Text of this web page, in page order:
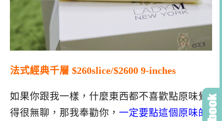
法式經典千層 $260slice/$2600 9-inches
如果你跟我一樣，什麼東西都不喜歡點原味覺
得很無聊，那我奉勸你， 一定要點這個原味的